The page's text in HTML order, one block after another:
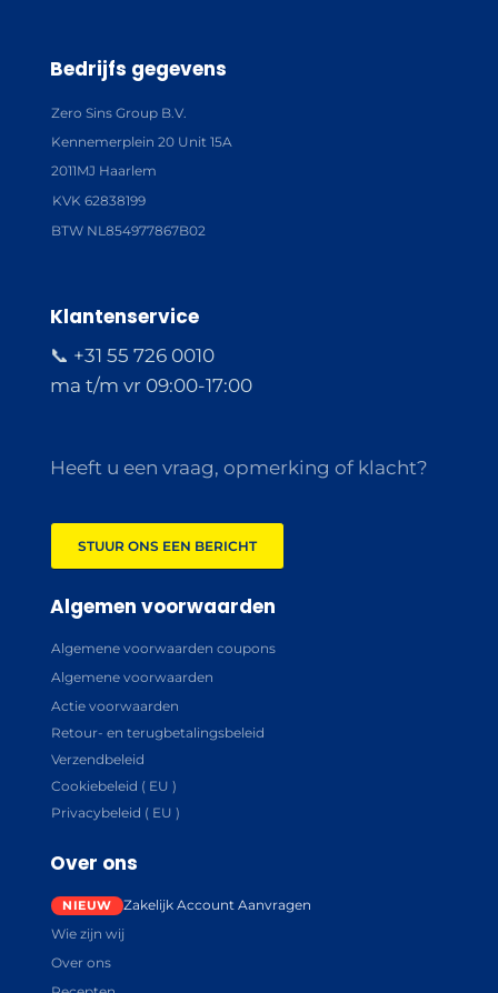
Bedrijfs gegevens
Zero Sins Group B.V.
Kennemerplein 20 Unit 15A
2011MJ Haarlem
KVK 62838199
BTW NL854977867B02
Klantenservice
📞 +31 55 726 0010
ma t/m vr 09:00-17:00
Heeft u een vraag, opmerking of klacht?
STUUR ONS EEN BERICHT
Algemen voorwaarden
Algemene voorwaarden coupons
Algemene voorwaarden
Actie voorwaarden
Retour- en terugbetalingsbeleid
Verzendbeleid
Cookiebeleid ( EU )
Privacybeleid ( EU )
Over ons
Zakelijk Account Aanvragen
Wie zijn wij
Over ons